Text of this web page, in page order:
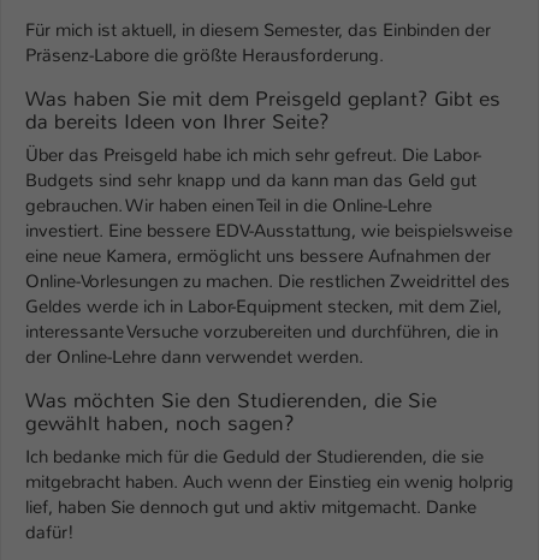
Für mich ist aktuell, in diesem Semester, das Einbinden der
Präsenz-Labore die größte Herausforderung.
Was haben Sie mit dem Preisgeld geplant? Gibt es
da bereits Ideen von Ihrer Seite?
Über das Preisgeld habe ich mich sehr gefreut. Die Labor-
Budgets sind sehr knapp und da kann man das Geld gut
gebrauchen. Wir haben einen Teil in die Online-Lehre
investiert. Eine bessere EDV-Ausstattung, wie beispielsweise
eine neue Kamera, ermöglicht uns bessere Aufnahmen der
Online-Vorlesungen zu machen. Die restlichen Zweidrittel des
Geldes werde ich in Labor-Equipment stecken, mit dem Ziel,
interessante Versuche vorzubereiten und durchführen, die in
der Online-Lehre dann verwendet werden.
Was möchten Sie den Studierenden, die Sie
gewählt haben, noch sagen?
Ich bedanke mich für die Geduld der Studierenden, die sie
mitgebracht haben. Auch wenn der Einstieg ein wenig holprig
lief, haben Sie dennoch gut und aktiv mitgemacht. Danke
dafür!